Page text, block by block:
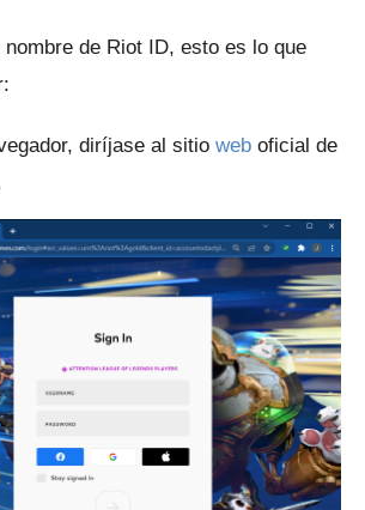
de Riot ID, esto es lo que
diríjase al sitio web oficial de